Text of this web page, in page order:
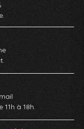
à 18h.